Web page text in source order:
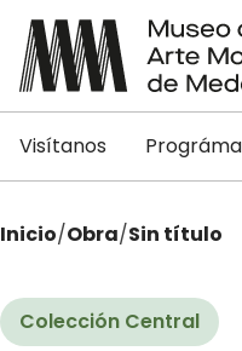
Visítanos
Inicio/Obra/Sin título
Colección Central